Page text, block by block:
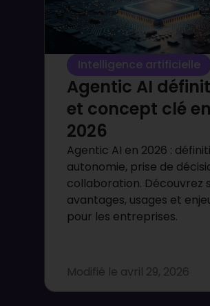
Intelligence artificielle
Agentic AI
et concept clé en
2026
Agentic AI en 2026 :
autonomie, prise de
collaboration. Découvrez
avantages, usages et
pour les entreprises.
Modifié le avril 29, 2026